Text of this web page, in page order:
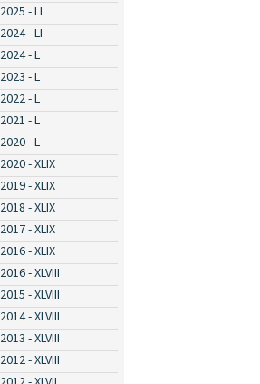
2025 - LI
2024 - LI
2024 - L
2023 - L
2022 - L
2021 - L
2020 - L
2020 - XLIX
2019 - XLIX
2018 - XLIX
2017 - XLIX
2016 - XLIX
2016 - XLVIII
2015 - XLVIII
2014 - XLVIII
2013 - XLVIII
2012 - XLVIII